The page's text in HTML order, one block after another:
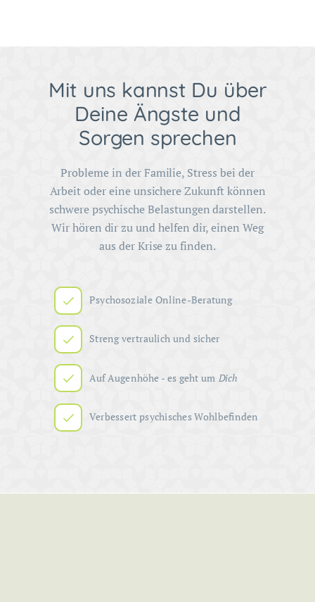
Mit uns kannst Du über
Deine Ängste und
Sorgen sprechen
Probleme in der Familie, Stress bei der
Arbeit oder eine unsichere Zukunft können
schwere psychische Belastungen darstellen.
Wir hören dir zu und helfen dir, einen Weg
aus der Krise zu finden.
Psychosoziale Online-Beratung
Streng vertraulich und sicher
Auf Augenhöhe - es geht um Dich
Verbessert psychisches Wohlbefinden